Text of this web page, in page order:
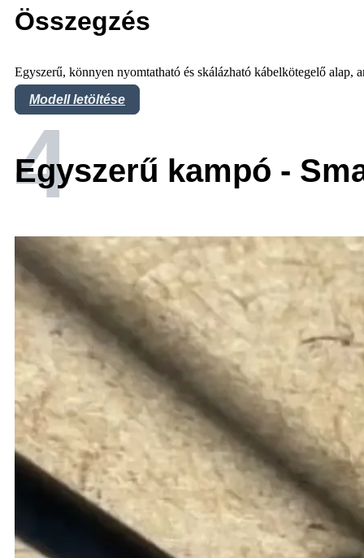
Összegzés
Egyszerű, könnyen nyomtatható és skálázható kábelkötegelő alap,
Modell letöltése
4
Egyszerű kampó -